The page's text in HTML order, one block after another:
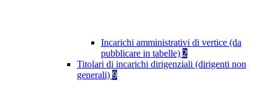
Incarichi amministrativi di vertice (da
pubblicare in tabelle) 2
Titolari di incarichi dirigenziali (dirigenti non
generali) 9